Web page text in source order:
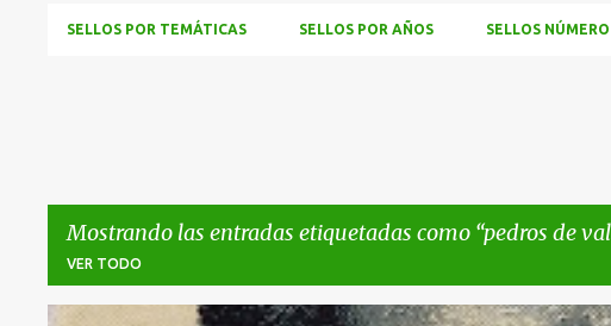
SELLOS POR TEMÁTICAS SELLOS POR AÑOS SELLOS
Mostrando las entradas etiquetadas como pedros de
VER TODO